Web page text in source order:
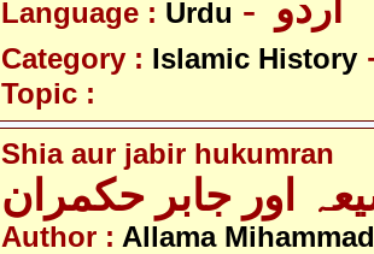
Language : Urdu
Category : Islamic History
Topic :
Shia aur jabir hukumran
اور جابر حکمران
Author : Allama